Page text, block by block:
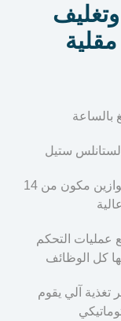
ستيل
مزودة ببرج موازين مكون من 14
عمليات التحكم
كل الوظائف
تغذية آلي يقوم